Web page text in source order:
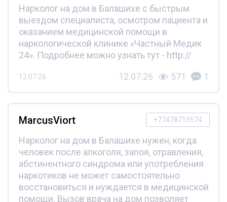
Нарколог на дом в Балашихе с быстрым
выездом специалиста, осмотром пациента и
оказанием медицинской помощи в
наркологической клинике «Частный Медик
24». Подробнее можно узнать тут - http://
12.07.26 12.07.26 571 1
+77478715574
MarcusViort
Нарколог на дом в Балашихе нужен, когда
человек после алкоголя, запоя, отравления,
абстинентного синдрома или употребления
наркотиков не может самостоятельно
восстановиться и нуждается в медицинской
помощи. Вызов врача на дом позволяет